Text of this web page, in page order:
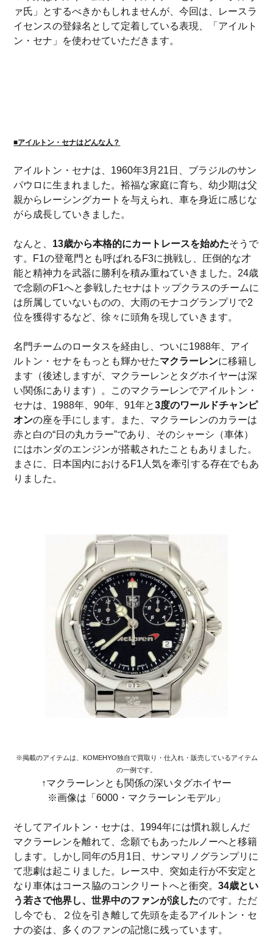
ァ氏」とするべきかもしれませんが、今回は、レースラ
イセンスの登録名として定着している表現、「アイルト
ン・セナ」を使わせていただきます。
■アイルトン・セナはどんな人？
アイルトン・セナは、1960年3月21日、ブラジルのサン
パウロに生まれました。裕福な家庭に育ち、幼少期は父
親からレーシングカートを与えられ、車を身近に感じな
がら成長していきました。
なんと、 13歳から本格的にカートレースを始めたそうで
す。F1の登竜門とも呼ばれるF3に挑戦し、圧倒的な才
能と精神力を武器に勝利を積み重ねていきました。24歳
で念願のF1へと参戦したセナはトップクラスのチームに
は所属していないものの、大雨のモナコグランプリで2
位を獲得するなど、徐々に頭角を現していきます。
名門チームのロータスを経由し、ついに1988年、アイ
ルトン・セナをもっとも輝かせたマクラーレンに移籍し
ます（後述しますが、マクラーレンとタグホイヤーは深
い関係にあります）。このマクラーレンでアイルトン・
セナは、1988年、90年、91年と3度のワールドチャンピ
オンの座を手にします。また、マクラーレンのカラーは
赤と白の“日の丸カラー”であり、そのシャーシ（車体）
にはホンダのエンジンが搭載されたこともありました。
まさに、日本国内におけるF1人気を牽引する存在でもあ
りました。
※掲載のアイテムは、KOMEHYO独自で買取り・仕入れ・販売しているアイテム
の一例です。
↑マクラーレンとも関係の深いタグホイヤー
※画像は「6000・マクラーレンモデル」
そしてアイルトン・セナは、1994年には慣れ親しんだ
マクラーレンを離れて、念願でもあったルノーへと移籍
します。しかし同年の5月1日、サンマリノグランプリに
て悲劇は起こりました。レース中、突如走行が不安定と
なり車体はコース脇のコンクリートへと衝突。34歳とい
う若さで他界し、世界中のファンが涙したのです。ただ
し今でも、２位を引き離して先頭を走るアイルトン・セ
ナの姿は、多くのファンの記憶に残っています。